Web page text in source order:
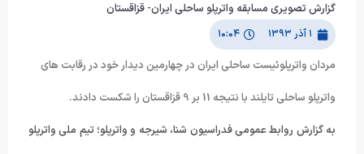
گزارش تصویری مسابقه واترپلو ساحلی ایران- قزاقستان
۱۰:۰۴
مردان واترپلوئیست ساحلی ایران در چهارمین دیدار خود در رقابت های
واترپلو ساحلی تایلند با نتیجه 11 بر 9 قزاقستان را شکست دادند.
به گزارش روابط عمومی فدراسیون شنا، شیرجه و واترپلو؛ تیم ملی واترپلو